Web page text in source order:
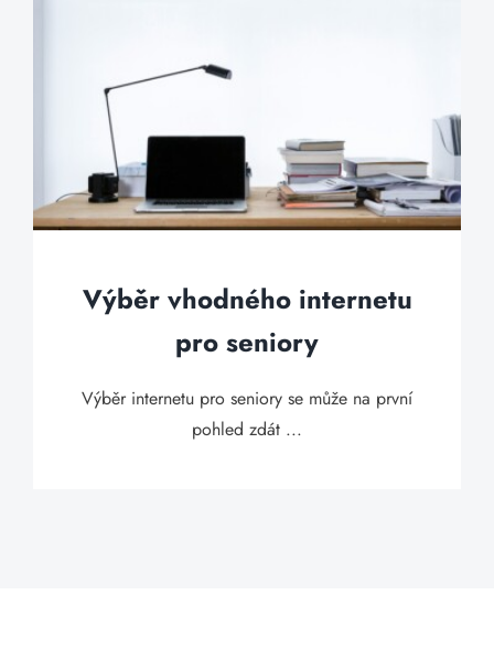
Výběr vhodného internetu
pro seniory
Výběr internetu pro seniory se může na první
pohled zdát ...